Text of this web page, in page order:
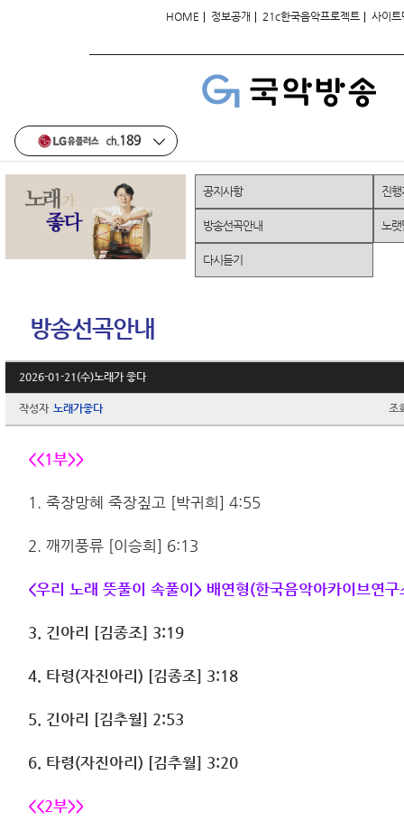
HOME | 정보공개 | 21c한국음악프로젝트 | 사이트
방송선곡안내
2026-01-21(수)노래가 좋다
작성자 노래가좋다 조
<<1부>>
1. 죽장망혜 죽장짚고 [박귀희] 4:55
2. 깨끼풍류 [이승희] 6:13
<우리 노래 뜻풀이 속풀이> 배연형(한국음악아카이브연구
3. 긴아리 [김종조] 3:19
4. 타령(자진아리) [김종조] 3:18
5. 긴아리 [김추월] 2:53
6. 타령(자진아리) [김추월] 3:20
<<2부>>
공지사항 진
방송선곡안내 노랫
다시듣기